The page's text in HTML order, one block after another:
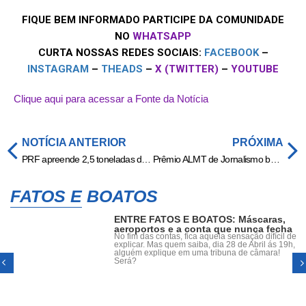
FIQUE BEM INFORMADO PARTICIPE DA COMUNIDADE
NO WHATSAPP
CURTA NOSSAS REDES SOCIAIS: FACEBOOK–
INSTAGRAM – THEADS – X (TWITTER) – YOUTUBE
Clique aqui para acessar a Fonte da Notícia
NOTÍCIA ANTERIOR PRÓXIMA
Prêmio ALMT de Jornalismo busca revelar histórias e personagens de todo Mato Grosso
FATOS E BOATOS
ENTRE FATOS E BOATOS: Máscaras,
aeroportos e a conta que nunca fecha
No fim das contas, fica aquela sensação difícil de
explicar. Mas quem saiba, dia 28 de Abril ás 19h,
alguém explique em uma tribuna de câmara!
Será?